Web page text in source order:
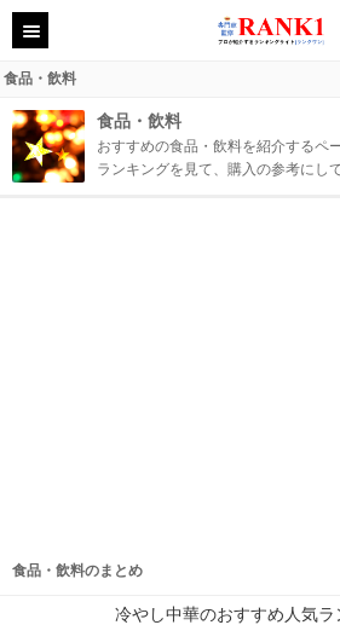
食品・飲料
食品・飲料
おすすめの食品・飲料を紹介するペ
ランキングを見て、購入の参考にし
食品・飲料のまとめ
冷やし中華のおすすめ人気